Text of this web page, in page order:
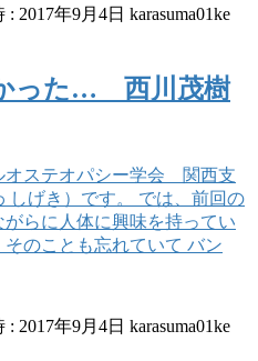
: 2017年9月4日 karasuma01ke
った… 西川茂樹
オステオパシー学会 関西支
げき）です。 では、前回の
らに人体に興味を持ってい
のことも忘れていて バン
: 2017年9月4日 karasuma01ke